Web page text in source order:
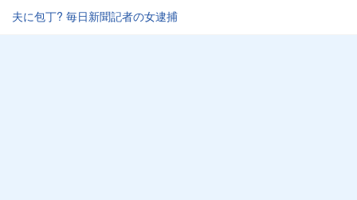
夫に包丁? 毎日新聞記者の女逮捕